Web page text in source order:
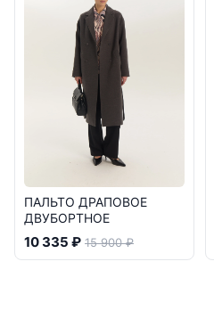
ПАЛЬТО ДРАПОВОЕ
ДВУБОРТНОЕ
10 335 ₽ 15 900 ₽